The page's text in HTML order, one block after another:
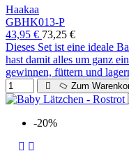
Haakaa
GBHK013-P
43,95 € 73,25 €
Dieses Set ist eine ideale
hast damit alles um ganz
gewinnen, füttern und
Zum
-20%